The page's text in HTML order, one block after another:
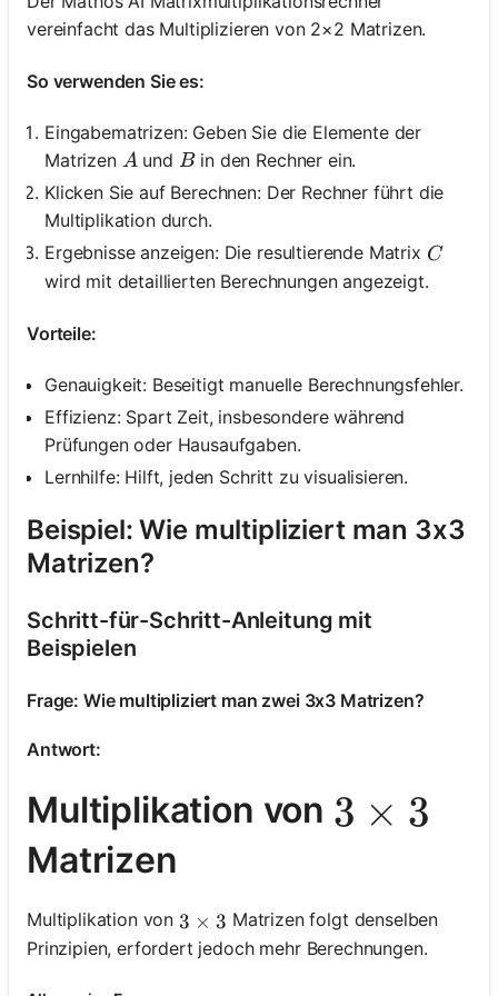
keine
Stellen
Ihre
Frage
vereinfacht das Multiplizieren von 2×2 Matrizen.
So verwenden Sie es:
Eingabematrizen: Geben Sie die Elemente der
Matrizen A
A und B
Bin den Rechner ein.
Klicken Sie auf Berechnen: Der Rechner führt die
Multiplikation durch.
Ergebnisse anzeigen: Die resultierende Matrix C
C
wird mit detaillierten Berechnungen angezeigt.
Vorteile:
Genauigkeit: Beseitigt manuelle Berechnungsfehler.
Effizienz: Spart Zeit, insbesondere während
Prüfungen oder Hausaufgaben.
Lernhilfe: Hilft, jeden Schritt zu visualisieren.
Beispiel: Wie multipliziert man 3x3
Matrizen?
Schritt-für-Schritt-Anleitung mit
Beispielen
Frage: Wie multipliziert man zwei 3x3 Matrizen?
Antwort:
Multiplikation von 3 \times
3 × 3
Matrizen
Multiplikation von 3 \times 3
3 × 3 Matrizen folgt denselben
Prinzipien, erfordert jedoch mehr Berechnungen.